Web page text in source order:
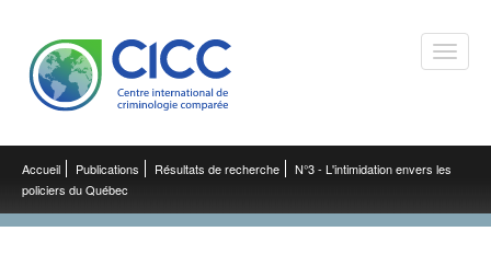
Toggle
Accueil Publications Résultats de recherche
N°3 - L'intimidation envers les
policiers du Québec